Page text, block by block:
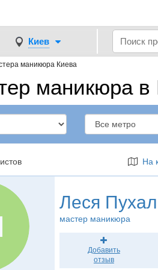
Киев
маникюра Киева
маникюра в
На
Леся
мастер маникюра
Добавить
отзыв